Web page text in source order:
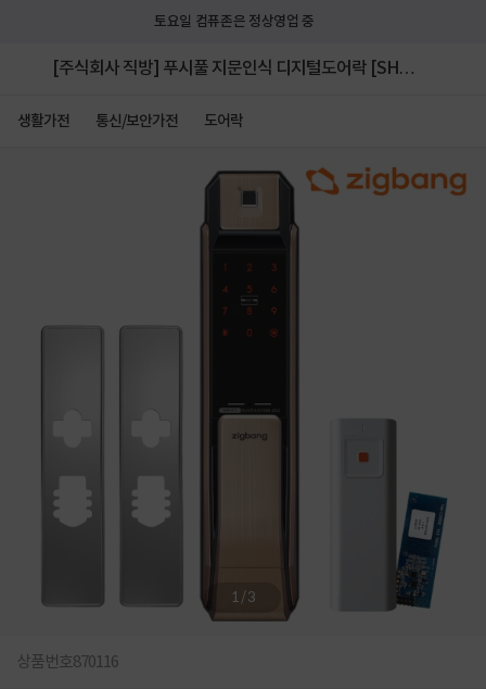
토요일 컴퓨존은 정상영업 중
[주식회사 직방] 푸시풀 지문인식 디지털도어락 [SHP-
생활가전 통신/보안가전 도어락
1/3
상품번호870116